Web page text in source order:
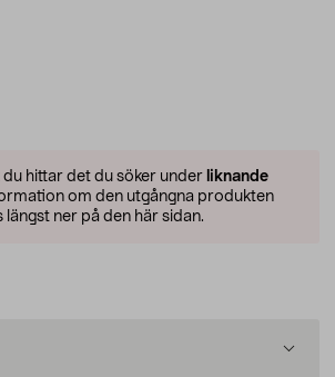
du hittar det du söker under liknande
om den utgångna produkten
längst ner på den här sidan.